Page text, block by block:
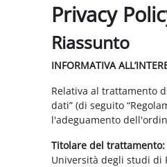
Privacy
Riassunto
INFORMATIVA
Relativa al trattamento
dati” (di seguito
l'adeguamento
Titolare del trattamento:
Università degli studi di